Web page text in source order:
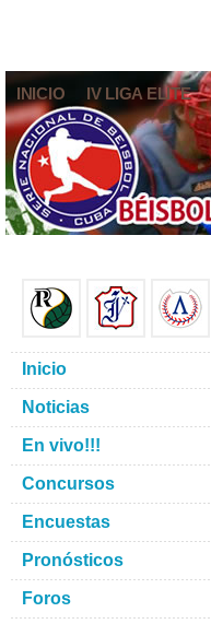
INICIO IV LIGA ELITE
Inicio
Noticias
En vivo!!!
Concursos
Encuestas
Pronósticos
Foros